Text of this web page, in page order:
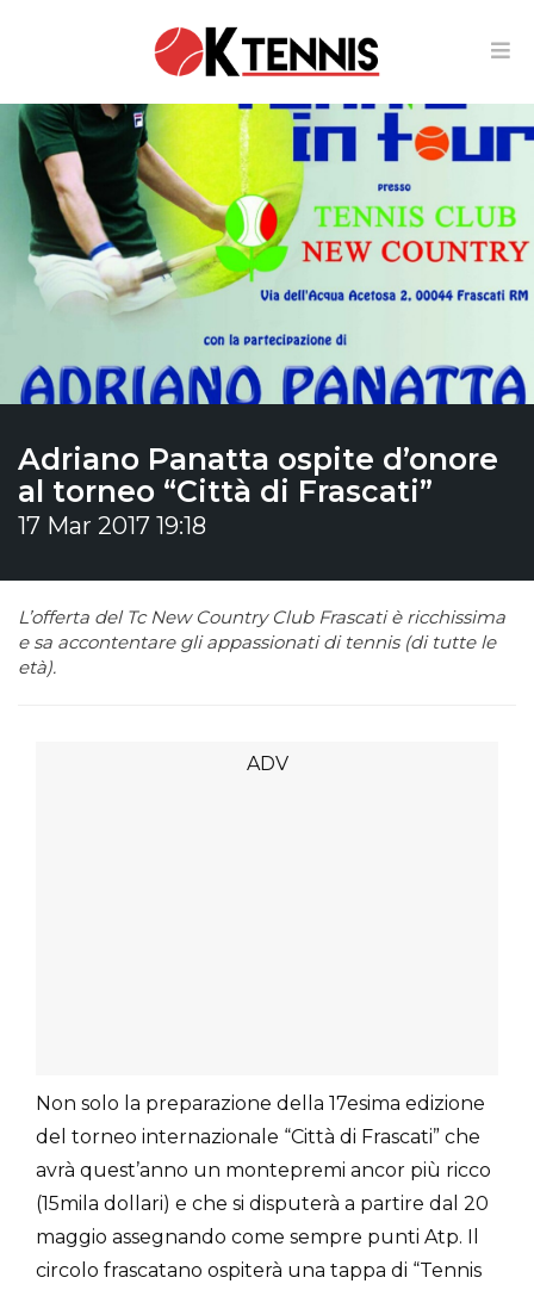
Adriano Panatta ospite d’onore
al torneo “Città di Frascati”
17 Mar 2017 19:18
L’offerta del Tc New Country Club Frascati è ricchissima
e sa accontentare gli appassionati di tennis (di tutte le
età).
Non solo la preparazione della 17esima edizione
del torneo internazionale “Città di Frascati” che
avrà quest’anno un montepremi ancor più ricco
(15mila dollari) e che si disputerà a partire dal 20
maggio assegnando come sempre punti Atp. Il
circolo frascatano ospiterà una tappa di “Tennis